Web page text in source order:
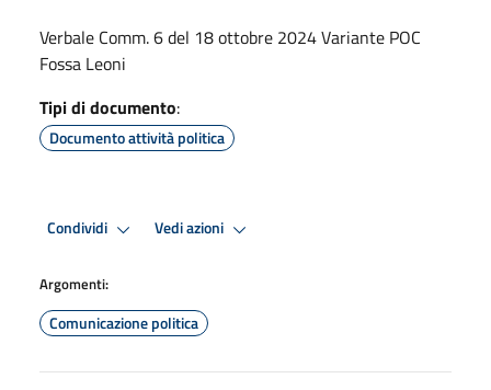
Verbale Comm. 6 del 18 ottobre 2024 Variante POC
Fossa Leoni
Tipi di documento:
Documento attività politica
Condividi Vedi azioni
Argomenti:
Comunicazione politica